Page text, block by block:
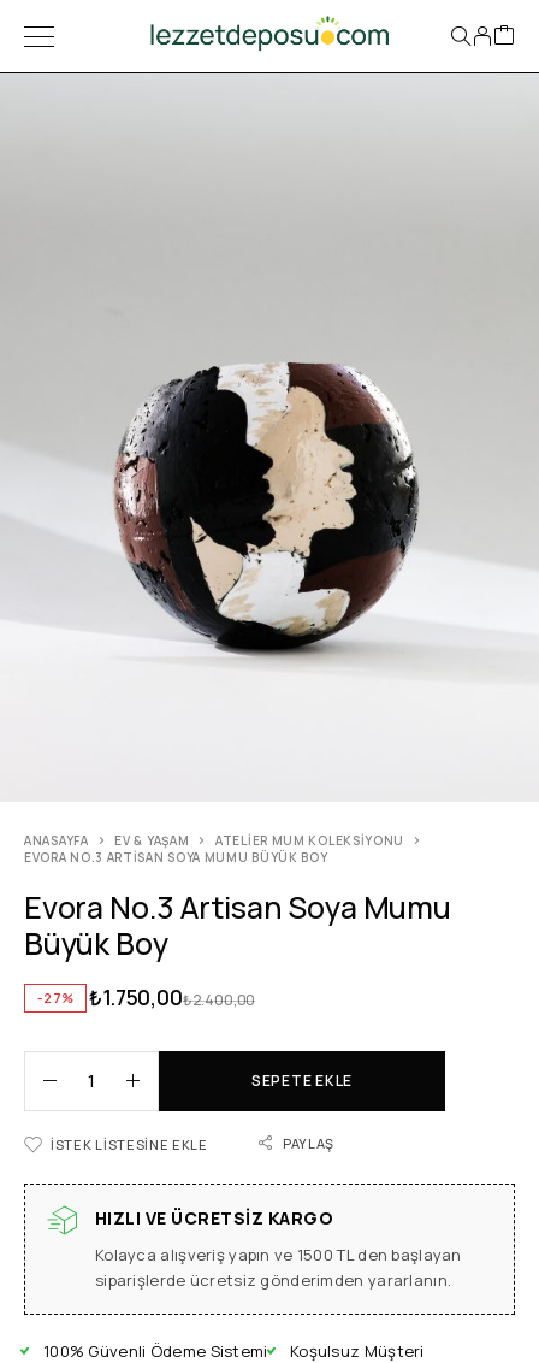
ANASAYFA EV & YAŞAM
ATELIER MUM KOLEKSIYONU
EVORA NO.3 ARTISAN SOYA MUMU BÜYÜK BOY
Evora No.3 Artisan Soya Mumu
Büyük Boy
-27% ₺2.400,00
₺1.750,00
SEPETE EKLE
İSTEK LISTESINE EKLE PAYLAŞ
HIZLI VE ÜCRETSIZ KARGO
Kolayca alışveriş yapın ve 1500 TL den başlayan
siparişlerde ücretsiz gönderimden yararlanın.
100% Güvenli Ödeme Sistemi
Koşulsuz Müşteri